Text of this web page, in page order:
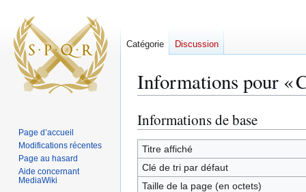
Informations pour «
Aller
à
la
navigation
Aller
à
la
recherche
Informations de base
Titre affiché
Clé de tri par défaut
Taille de la page (en octets)
Catégorie Discussion
Page d’accueil
Modifications récentes
Page au hasard
Aide concernant
MediaWiki